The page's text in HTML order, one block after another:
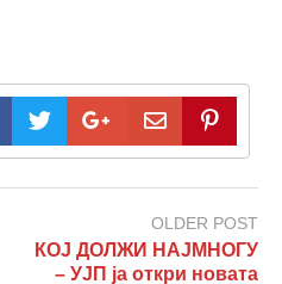
OLDER POST
КОЈ ДОЛЖИ НАЈМНОГУ
– УЈП ја откри новата